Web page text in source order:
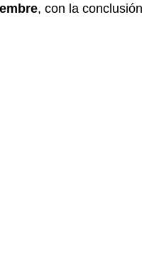
, con la conclusión